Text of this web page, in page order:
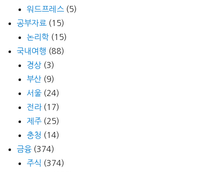
워드프레스 (5)
공부자료 (15)
논리학 (15)
국내여행 (88)
경상 (3)
부산 (9)
서울 (24)
전라(17)
제주 (25)
충청 (14)
금융 (374)
주식 (374)